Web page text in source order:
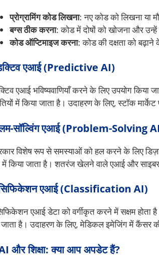
प्रोग्रामिंग कोड लिखना: नए कोड को लिखना या
बग्स ठीक करना: कोड में दोषों को खोजना और उन्हें
कोड ऑप्टिमाइज करना: कोड की दक्षता को बढ़ाने
एआई (Predictive AI)
एआई भविष्यवाणियाँ करने के लिए उपयोग किया
में किया जाता है। उदाहरण के लिए, स्टॉक मार्केट
सॉल्विंग एआई (Problem-Solving
विशेष रूप से समस्याओं को हल करने के लिए
में किया जाता है। शतरंज खेलने वाले एआई और
एआई (Classification AI)
एआई डेटा को वर्गीकृत करने में सक्षम होता
जाता है। उदाहरण के लिए, मेडिकल इमेजिंग में कैंसर
और शिक्षा: क्या आप अपडेट हैं?